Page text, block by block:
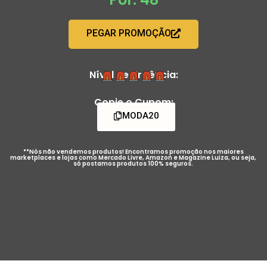
PEGAR PROMOÇÃO
Nível de Urgência:
Copie o Cupom:
MODA20
**Nós não vendemos produtos! Encontramos promoção nos maiores
marketplaces e lojas como Mercado Livre, Amazon e Magazine Luiza, ou seja,
só postamos produtos 100% seguros.